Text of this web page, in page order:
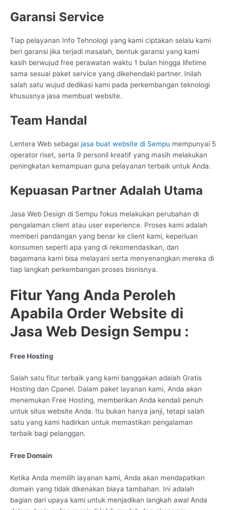
Garansi Service
Tiap pelayanan Info Tehnologi yang kami ciptakan selalu kami
beri garansi jika terjadi masalah, bentuk garansi yang kami
kasih berwujud free perawatan waktu 1 bulan hingga lifetime
sama sesuai paket service yang dikehendaki partner. Inilah
salah satu wujud dedikasi kami pada perkembangan teknologi
khususnya jasa membuat website.
Team Handal
Lentera Web sebagai jasa buat website di Sempu mempunyai 5
operator riset, serta 9 personil kreatif yang masih melakukan
peningkatan kemampuan guna pelayanan terbaik untuk Anda.
Kepuasan Partner Adalah Utama
Jasa Web Design di Sempu fokus melakukan perubahan di
pengalaman client atau user experience. Proses kami adalah
memberi pandangan yang benar ke client kami, keperluan
konsumen seperti apa yang di rekomendasikan, dan
bagaimana kami bisa melayani serta menyenangkan mereka di
tiap langkah perkembangan proses bisnisnya.
Fitur Yang Anda Peroleh
Apabila Order Website di
Jasa Web Design Sempu :
Free Hosting
Salah satu fitur terbaik yang kami banggakan adalah Gratis
Hosting dan Cpanel. Dalam paket layanan kami, Anda akan
menemukan Free Hosting, memberikan Anda kendali penuh
untuk situs website Anda. Itu bukan hanya janji, tetapi salah
satu yang kami hadirkan untuk memastikan pengalaman
terbaik bagi pelanggan.
Free Domain
Ketika Anda memilih layanan kami, Anda akan mendapatkan
domain yang tidak dikenakan biaya tambahan. Ini adalah
bagian dari upaya kami untuk menjadikan langkah awal Anda